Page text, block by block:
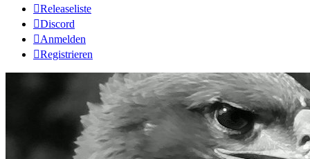
Releaseliste
Discord
Anmelden
Registrieren